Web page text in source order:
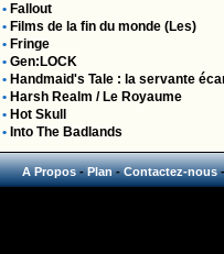
• Fallout
• Films de la fin du monde (Les)
• Fringe
• Gen:LOCK
• Handmaid's Tale : la servante
• Harsh Realm / Le Royaume
• Hot Skull
• Into The Badlands
A Propos-Plan-Contactez-nous